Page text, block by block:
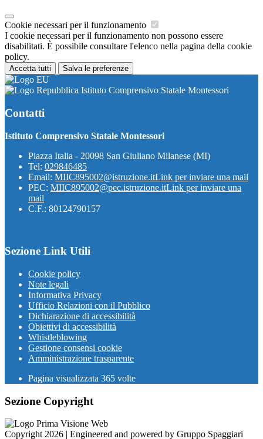
Cookie necessari per il funzionamento
I cookie necessari per il funzionamento non possono essere
disabilitati. È possibile consultare l'elenco nella pagina della cookie
policy.
Accetta tutti Salva le preferenze
Istituto Comprensivo Statale Montessori
Contatti
Istituto Comprensivo Statale Montessori
Piazza Italia - 20098 San Giuliano Milanese (MI)
Tel: 029846485
Email: MIIC895002@istruzione.itLink per inviare una mail
PEC: MIIC895002@pec.istruzione.itLink per inviare una
mail
C.F.: 80124790157
Sezione Link Utili
Cookie policy
Note legali
Informativa Privacy
Ufficio Relazioni con il Pubblico
Dichiarazione di accessibilità
Obiettivi di accessibilità
Whistleblowing
Gestione consensi cookie
Amministrazione trasparente
Pagina visualizzata 365 volte
Sezione Copyright
Copyright 2026 | Engineered and powered by Gruppo Spaggiari